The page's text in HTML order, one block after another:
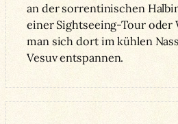
an der sorrentinischen
einer Sightseeing-Tour oder
man sich dort im kühlen
Vesuv entspannen.